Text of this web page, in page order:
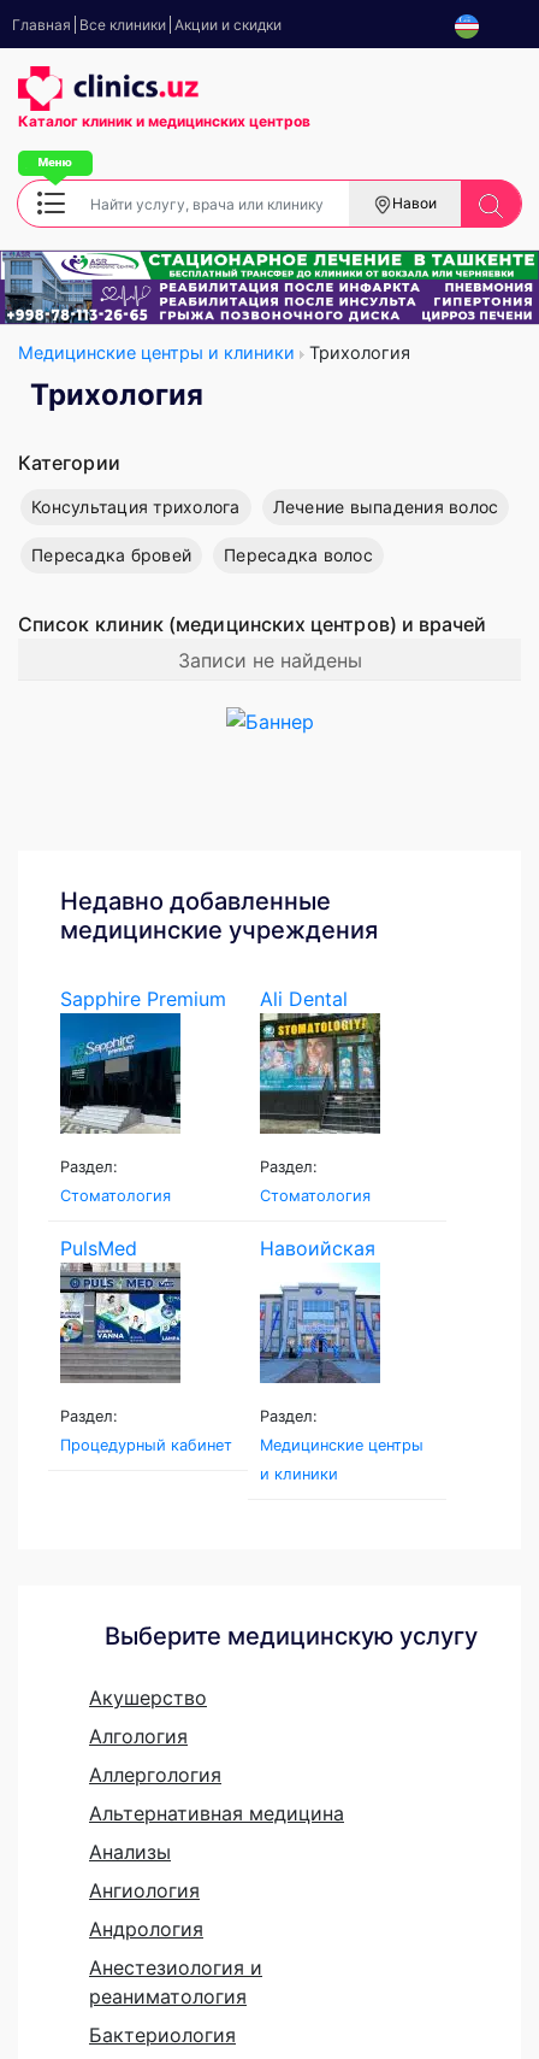
Главная Все клиники Акции и скидки
Каталог клиник и медицинских центров
Навои
Медицинские центры и клиники Трихология
Трихология
Категории
Консультация трихолога Лечение выпадения волос
Пересадка бровей Пересадка волос
Список клиник (медицинских центров) и врачей
Записи не найдены
Недавно добавленные
медицинские учреждения
Sapphire Premium
Раздел:
Стоматология
Ali Dental
Раздел:
Стоматология
PulsMed
Раздел:
Процедурный кабинет
Навоийская
Семейная...
Раздел:
Медицинские центры
и клиники
Выберите медицинскую услугу
Акушерство
Алгология
Аллергология
Альтернативная медицина
Анализы
Ангиология
Андрология
Анестезиология и
реаниматология
Бактериология